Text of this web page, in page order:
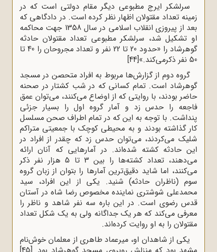
سرلشکر ایرج مطبوعى دیگر مقام دولتى است که در
زمینه تعداد مقتولان اظهار نظر کرده است. در دادگاهى که
بعد از پیروزى انقلاب اسلامى در سال 1358 جهت محاکمه
او تشکیل شد، سرلشکر مطبوعى تعداد مقتولان حادثه‌
گوهرشاد را «حدود 20 تا 22 نفر و تعداد مجروحان را 40 تا
50 نفر ذکرمی‌کند.»
[44]
گروه دوم از گزارش‌ها مربوط به افراد متحصن در مسجد
گوهرشاد است. تمام کسانى که در شب کشتار در صحنه
حاضر بودند، با روایتى که از اوضاع مى‌کنند، مى‌توان عمق
فاجعه را حدس زد و آمار گروه اول را بسیار جزئى
پنداشت. با توجه به این که در تمام اطراف صحن مسلسل
کار گذاشته بودند و به محیطى کوچک با جمعیتى متراکم
شلیک مى‌کردند، مى‌توان حدس زد که چقدر از افراد در
این حادثه کشته شده‌اند. در آمارهایى که آنان ارائه
مى‌دهند، تعداد کشته‌ها را بین 3 تا 5 هزار نفر ذکر
مى‌کنند، اما شاید دقیق‌ترین آمارها را بتوان از زبان گروه
سوم (ناظران حادثه) شنید. یکى از این افراد، سید
محمدعلی شوشتری نماینده مخصوص رضا شاه در آستان
قدس رضوی است. در این باره سه نفر شاهد و ناظر را
معرفى مى‌کند که هر یک جداگانه ولى به یک شکل تعداد
مقتولان را به او روایت کرده‌اند.
یکى از شاهدان او، میرعماد طاهرى از معلمان خوش‌نام